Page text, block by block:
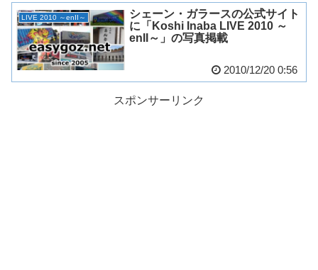
LIVE 2010 ～enII～
シェーン・ガラースの公式サイト
に「Koshi Inaba LIVE 2010 ～
enII～」の写真掲載
2010/12/20 0:56
スポンサーリンク